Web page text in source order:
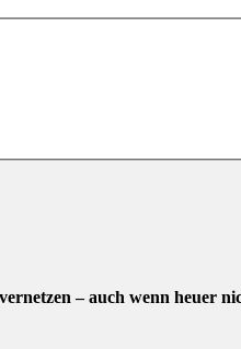
– auch wenn heuer